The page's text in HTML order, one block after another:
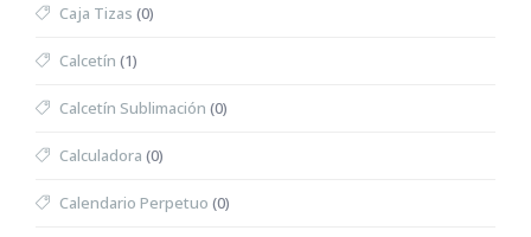
Caja Tizas (0)
Calcetín (1)
Calcetín Sublimación (0)
Calculadora (0)
Calendario Perpetuo (0)